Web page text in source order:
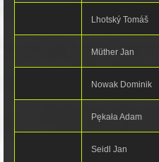
Lhotský Tomáš
Müther Jan
Nowak Dominik
Pękała Adam
Seidl Jan